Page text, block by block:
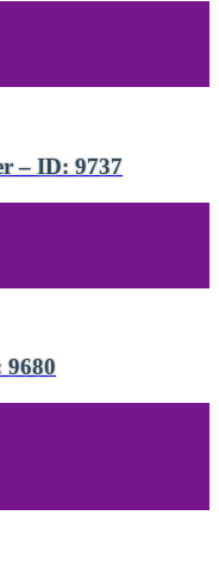
– ID: 9737
9680